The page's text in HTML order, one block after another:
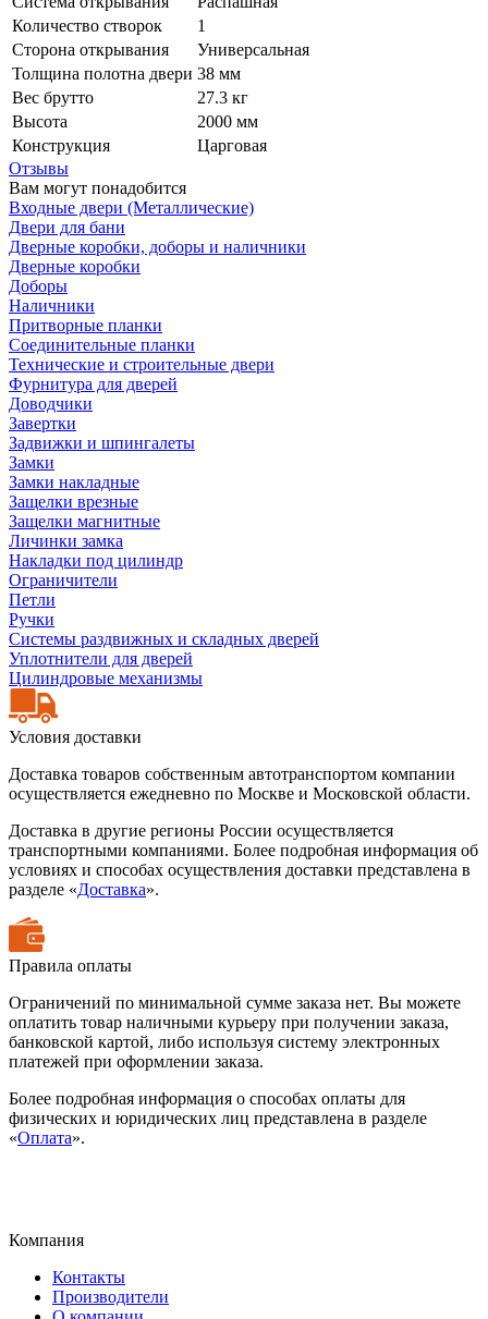
Количество створок
1
Сторона открывания
Универсальная
Толщина полотна двери 38 мм
Вес брутто
27.3 кг
Высота
2000 мм
Конструкция
Царговая
Отзывы
Вам могут понадобится
Входные двери (Металлические)
Двери для бани
Дверные коробки, доборы и наличники
Дверные коробки
Доборы
Наличники
Притворные планки
Соединительные планки
Технические и строительные двери
Фурнитура для дверей
Доводчики
Завертки
Задвижки и шпингалеты
Замки
Замки накладные
Защелки врезные
Защелки магнитные
Личинки замка
Накладки под цилиндр
Ограничители
Петли
Ручки
Системы раздвижных и складных дверей
Уплотнители для дверей
Цилиндровые механизмы
Условия доставки
Доставка товаров собственным автотранспортом компании
осуществляется ежедневно по Москве и Московской области.
Доставка в другие регионы России осуществляется
транспортными компаниями. Более подробная информация об
условиях и способах осуществления доставки представлена в
разделе «Доставка».
Правила оплаты
Ограничений по минимальной сумме заказа нет. Вы можете
оплатить товар наличными курьеру при получении заказа,
банковской картой, либо используя систему электронных
платежей при оформлении заказа.
Более подробная информация о способах оплаты для
физических и юридических лиц представлена в разделе
«Оплата».
Компания
Контакты
Производители